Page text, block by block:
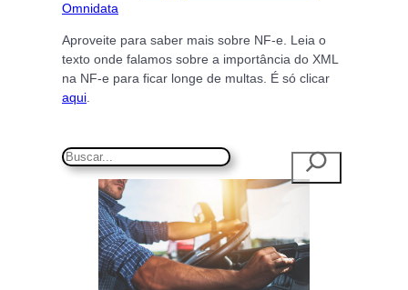
Omnidata
Aproveite para saber mais sobre NF-e. Leia o
texto onde falamos sobre a importância do XML
na NF-e para ficar longe de multas. É só clicar
aqui